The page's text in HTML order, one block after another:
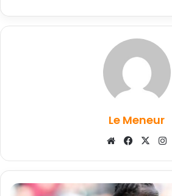
Le Meneur
WebsiteFacebook
X